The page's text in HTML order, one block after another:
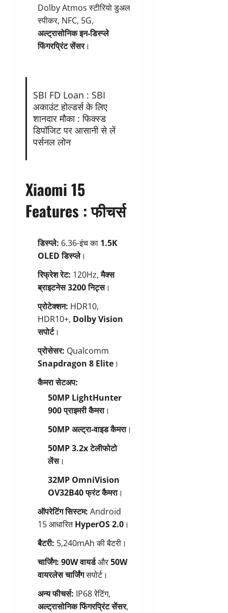
Dolby Atmos स्टीरियो डुअल
स्पीकर, NFC, 5G,
अल्ट्रासोनिक इन-डिस्प्ले
फिंगरप्रिंट सेंसर।
SBI FD Loan : SBI
अकाउंट होल्डर्स के लिए
शानदार मौका : फिक्स्ड
डिपॉजिट पर आसानी से लें
पर्सनल लोन
Xiaomi 15
Features : फीचर्स
डिस्प्ले: 6.36-इंच का 1.5K
OLED डिस्प्ले।
रिफ्रेश रेट: 120Hz,मैक्स
ब्राइटनेस 3200 निट्स।
प्रोटेक्शन: HDR10,
HDR10+, Dolby Vision
सपोर्ट।
प्रोसेसर: Qualcomm
Snapdragon 8 Elite ।
कैमरा सेटअप:
50MP LightHunter
900 प्राइमरी कैमरा।
50MP अल्ट्रा-वाइड कैमरा।
50MP 3.2x टेलीफोटो
लेंस।
32MP OmniVision
OV32B40 फ्रंट कैमरा।
ऑपरेटिंग सिस्टम: Android
15 आधारितHyperOS 2.0 ।
बैटरी: 5,240mAh की बैटरी।
चार्जिंग: 90W वायर्डऔर50W
वायरलेस चार्जिंगसपोर्ट।
अन्य फीचर्स: IP68 रेटिंग,
अल्ट्रासोनिक फिंगरप्रिंट सेंसर,